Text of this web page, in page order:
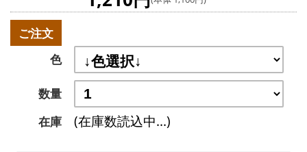
ご注文
色
数量
在庫
(在庫数読込中...)